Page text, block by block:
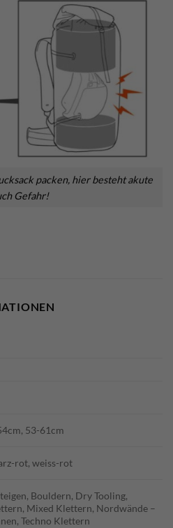
packen, hier besteht akute
Gefahr!
53-61cm
rot, weiss-rot
Bouldern, Dry Tooling,
Mixed Klettern, Nordwände –
Techno Klettern